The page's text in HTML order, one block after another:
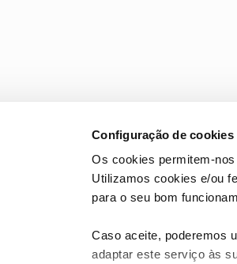
Configuração de cookies
Os cookies permitem-
Utilizamos cookies e/ou
para o seu bom
Caso aceite, poderemos
adaptar este serviço às